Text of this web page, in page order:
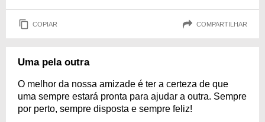
COPIAR COMPARTILHAR
Uma pela outra
O melhor da nossa amizade é ter a certeza de que
uma sempre estará pronta para ajudar a outra. Sempre
por perto, sempre disposta e sempre feliz!